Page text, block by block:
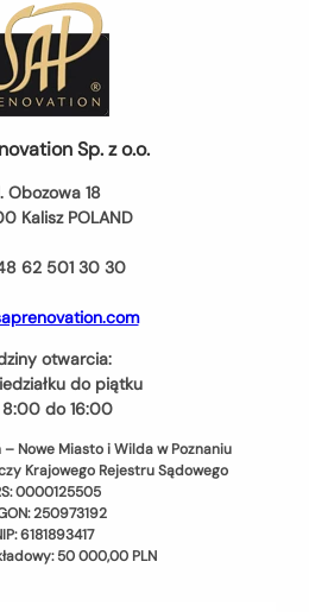
Sp. z o.o.
Obozowa 18
Kalisz POLAND
62 501 30 30
otwarcia:
do piątku
do 16:00
– Nowe Miasto i Wilda w Poznaniu
Krajowego Rejestru Sądowego
0000125505
250973192
6181893417
50 000,00 PLN